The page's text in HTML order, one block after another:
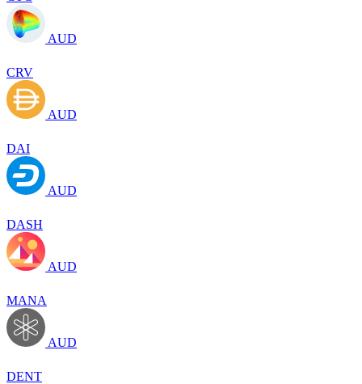
AUD
CRV
AUD
DAI
AUD
DASH
AUD
MANA
AUD
DENT